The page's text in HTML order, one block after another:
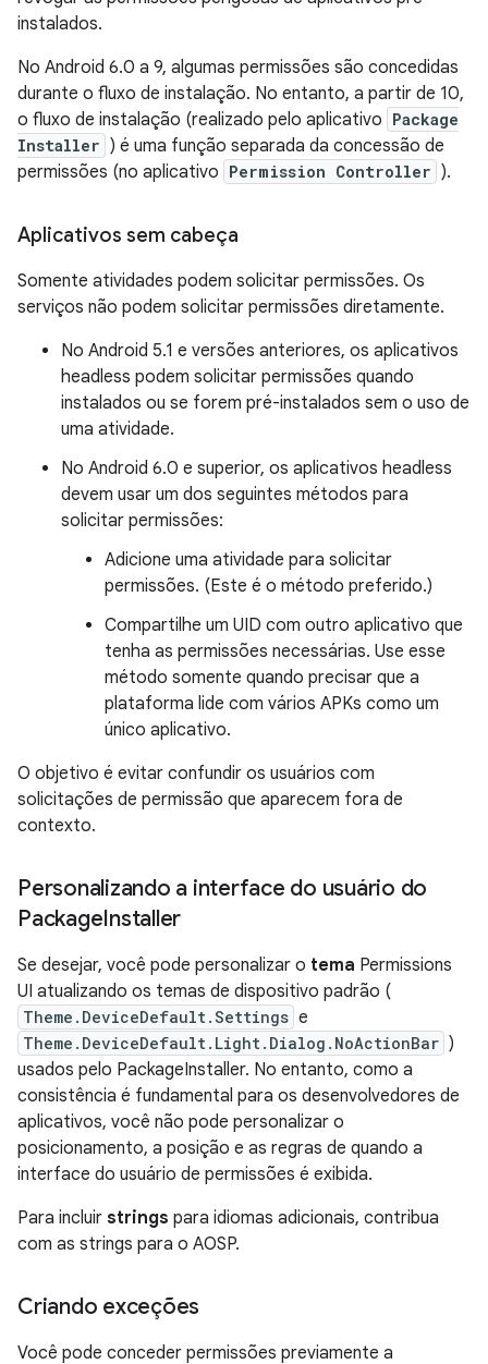
instalados.
No Android 6.0 a 9, algumas permissões são concedidas
durante o fluxo de instalação. No entanto, a partir de 10,
o fluxo de instalação (realizado pelo aplicativo Package
Installer ) é uma função separada da concessão de
permissões (no aplicativo Permission Controller ).
Aplicativos sem cabeça
Somente atividades podem solicitar permissões. Os
serviços não podem solicitar permissões diretamente.
No Android 5.1 e versões anteriores, os aplicativos
headless podem solicitar permissões quando
instalados ou se forem pré-instalados sem o uso de
uma atividade.
No Android 6.0 e superior, os aplicativos headless
devem usar um dos seguintes métodos para
solicitar permissões:
Adicione uma atividade para solicitar
permissões. (Este é o método preferido.)
Compartilhe um UID com outro aplicativo que
tenha as permissões necessárias. Use esse
método somente quando precisar que a
plataforma lide com vários APKs como um
único aplicativo.
O objetivo é evitar confundir os usuários com
solicitações de permissão que aparecem fora de
contexto.
Personalizando a interface do usuário do
PackageInstaller
Se desejar, você pode personalizar o tema Permissions
UI atualizando os temas de dispositivo padrão (
Theme.DeviceDefault.Settings e
Theme.DeviceDefault.Light.Dialog.NoActionBar )
usados ​​pelo PackageInstaller. No entanto, como a
consistência é fundamental para os desenvolvedores de
aplicativos, você não pode personalizar o
posicionamento, a posição e as regras de quando a
interface do usuário de permissões é exibida.
Para incluir strings para idiomas adicionais, contribua
com as strings para o AOSP.
Criando exceções
Você pode conceder permissões previamente a